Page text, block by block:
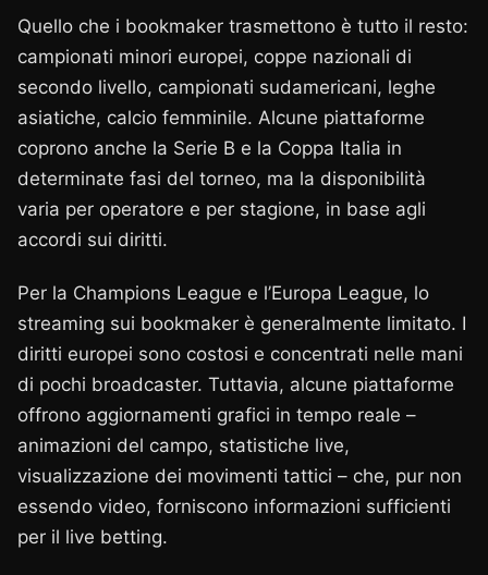
Quello che i bookmaker trasmettono è tutto il resto:
campionati minori europei, coppe nazionali di
secondo livello, campionati sudamericani, leghe
asiatiche, calcio femminile. Alcune piattaforme
coprono anche la Serie B e la Coppa Italia in
determinate fasi del torneo, ma la disponibilità
varia per operatore e per stagione, in base agli
accordi sui diritti.
Per la Champions League e l’Europa League, lo
streaming sui bookmaker è generalmente limitato. I
diritti europei sono costosi e concentrati nelle mani
di pochi broadcaster. Tuttavia, alcune piattaforme
offrono aggiornamenti grafici in tempo reale –
animazioni del campo, statistiche live,
visualizzazione dei movimenti tattici – che, pur non
essendo video, forniscono informazioni sufficienti
per il live betting.